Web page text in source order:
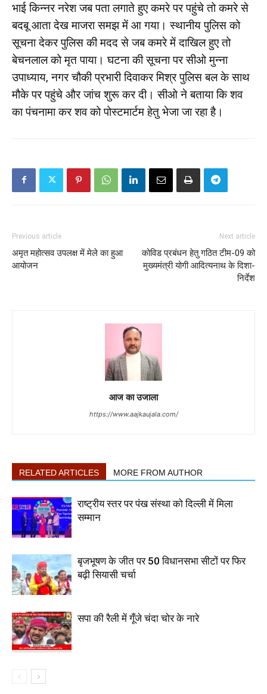
भाई किन्नर नरेश जब पता लगाते हुए कमरे पर पहुंचे तो कमरे से
बदबू आता देख माजरा समझ में आ गया। स्थानीय पुलिस को
सूचना देकर पुलिस की मदद से जब कमरे में दाखिल हुए तो
बेचनलाल को मृत पाया। घटना की सूचना पर सीओ मुन्ना
उपाध्याय, नगर चौकी प्रभारी दिवाकर मिश्र पुलिस बल के साथ
मौके पर पहुंचे और जांच शुरू कर दी। सीओ ने बताया कि शव
का पंचनामा कर शव को पोस्टमार्टम हेतु भेजा जा रहा है।
Previous article
अमृत महोत्सव उपलक्ष में मेले का हुआ
आयोजन
Next article
कोविड प्रबंधन हेतु गठित टीम-09 को
मुख्यमंत्री योगी आदित्यनाथ के दिशा-
निर्देश
आज का उजाला
https://www.aajkaujala.com/
RELATED ARTICLES MORE FROM AUTHOR
राष्ट्रीय स्तर पर पंख संस्था को दिल्ली में मिला
सम्मान
बृजभूषण के जीत पर 50 विधानसभा सीटों पर फिर
बढ़ी सियासी चर्चा
सपा की रैली में गूँजे चंदा चोर के नारे